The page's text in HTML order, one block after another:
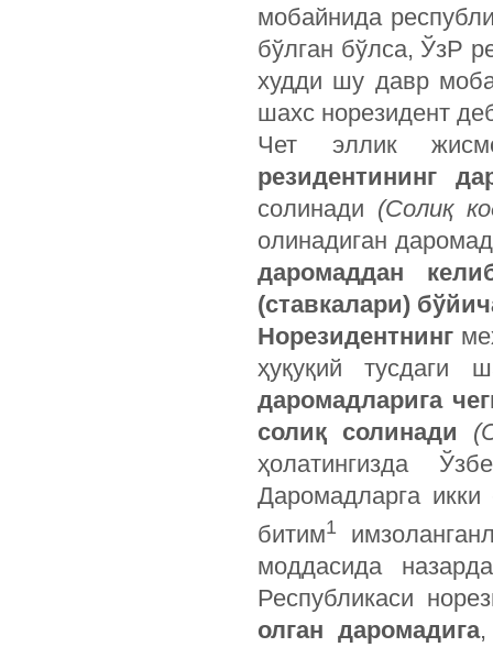
мобайнида
бўлган бўлса, ЎзР
худди шу давр
шахс норезидент
Чет эллик
резидентининг
солинади (Солиқ
олинадиган
даромаддан
(ставкалари)
Норезидентнинг
ҳуқуқий тусдаги
даромадларига
солиқ солинади
ҳолатингизда
Даромадларга
битим1
моддасида
Республикаси
олган даромадига,